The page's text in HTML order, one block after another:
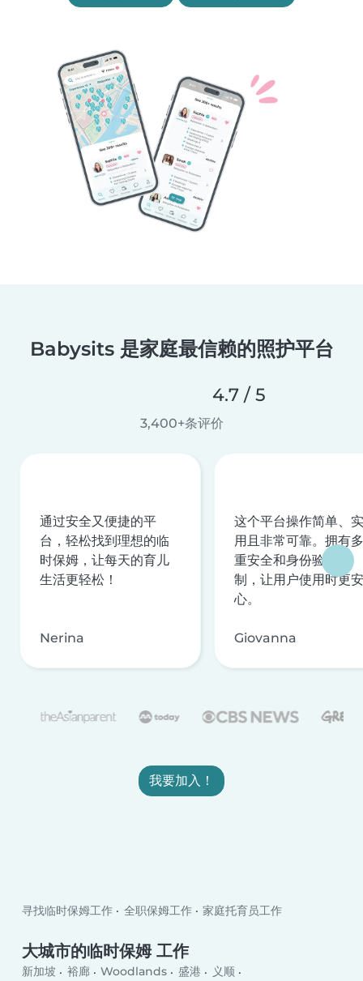
Babysits 是家庭最信赖的照护平台
4.7 / 5
3,400+条评价
通过安全又便捷的平
台，轻松找到理想的临
时保姆，让每天的育儿
生活更轻松！
Nerina
这个平台操作简单、实
用且非常可靠。拥有多
重安全和身份验证机
制，让用户使用时更安
心。
Giovanna
我要加入！
寻找临时保姆工作 全职保姆工作 家庭托育员工作
大城市的临时保姆 工作
新加坡 裕廊 Woodlands 盛港
义顺